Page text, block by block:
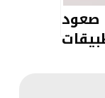
عام
2026 لإطلاق
صعود